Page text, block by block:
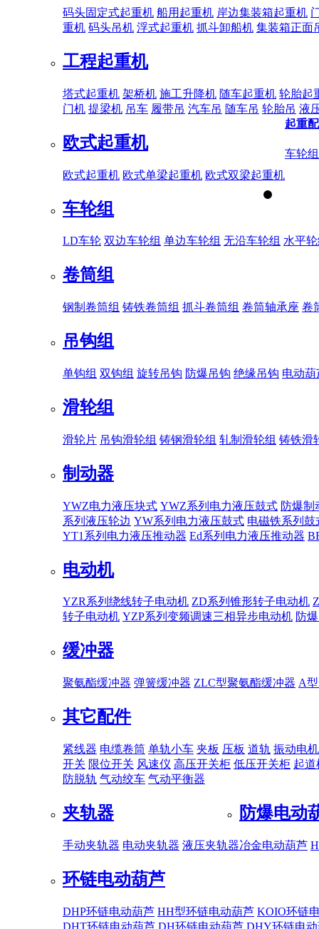
码头固定式起重机 船用起重机 岸边集装箱起重机
重机 码头吊机 浮式起重机 抓斗卸船机 集装箱正面
工程起重机
塔式起重机 架桥机 施工升降机 随车起重机 轮胎起
门机 提梁机 吊车 履带吊 汽车吊 随车吊 轮胎吊 液
欧式起重机
欧式起重机 欧式单梁起重机 欧式双梁起重机
起重
车轮组
车轮组
LD车轮 双边车轮组 单边车轮组 无沿车轮组 水平
卷筒组
钢制卷筒组 铸铁卷筒组 抓斗卷筒组 卷筒轴承座 卷
吊钩组
单钩组 双钩组 旋转吊钩 防爆吊钩 绝缘吊钩 电动
滑轮组
滑轮片 吊钩滑轮组 铸钢滑轮组 轧制滑轮组 铸铁滑
制动器
YWZ电力液压块式 YWZ系列电力液压鼓式 防爆制
系列液压轮边 YW系列电力液压鼓式 电磁铁系列鼓
YT1系列电力液压推动器 Ed系列电力液压推动器
电动机
YZR系列绕线转子电动机 ZD系列锥形转子电动机
转子电动机 YZP系列变频调速三相异步电动机 防
缓冲器
聚氨酯缓冲器 弹簧缓冲器 ZLC型聚氨酯缓冲器 A
其它配件
紧线器 电缆卷筒 单轨小车 夹板 压板 道轨 振动电机
开关 限位开关 风速仪 高压开关柜 低压开关柜 起道
防脱轨 气动绞车 气动平衡器
夹轨器
手动夹轨器 电动夹轨器 液压夹轨器
防爆电动
冶金电动葫芦
环链电动葫芦
DHP环链电动葫芦 HH型环链电动葫芦 KOIO环链
DHT环链电动葫芦 DH环链电动葫芦 DHY环链电